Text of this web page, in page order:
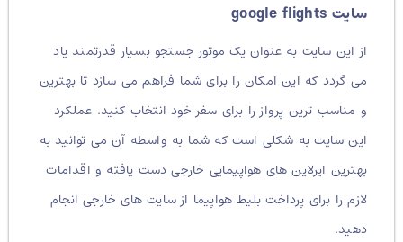
سایت google flights
از این سایت به عنوان یک موتور جستجو بسیار قدرتمند یاد
می گردد که این امکان را برای شما فراهم می سازد تا بهترین
و مناسب ترین پرواز را برای سفر خود انتخاب کنید. عملکرد
این سایت به شکلی است که شما به واسطه آن می توانید به
بهترین ایرلاین های هواپیمایی خارجی دست یافته و اقدامات
لازم را برای پرداخت بلیط هواپیما از سایت های خارجی انجام
دهید.